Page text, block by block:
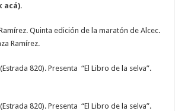
acá).
Quinta edición de la maratón de Alcec.
Ramírez.
820). Presenta “El Libro de la selva”.
820). Presenta “El Libro de la selva”.